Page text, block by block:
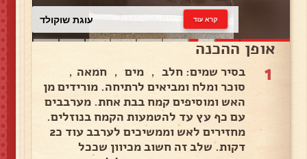
עוגת שוקולד קרא עוד
אופן ההכנה
1
בסיר שמים: חלב ， מים ， חמאה，
סוכר ומלח ומביאים לרתיחה. מורידים מן
האש ומוסיפים קמח בבת אחת. מערבבים
עם כף עץ עד להטמעות הקמח בנוזלים.
מחזירים לאש וממשיכים לערבב עוד כ2
דקות. שלב זה חשוב מכיוון שככל